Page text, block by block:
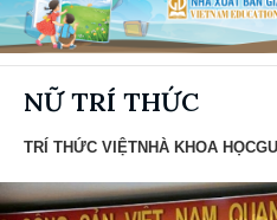
NỮ TRÍ THỨC
TRÍ THỨC VIỆT NHÀ KHOA HỌC